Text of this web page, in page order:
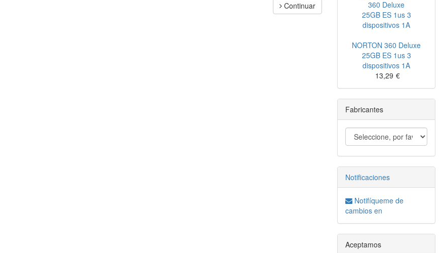
Continuar
NORTON 360 Deluxe
25GB ES 1us 3
dispositivos 1A
13,29 €
Fabricantes
Notificaciones
Notifíqueme de
cambios en
Aceptamos